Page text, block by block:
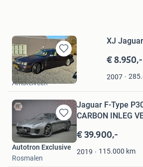
Bewaren
in
Mijn
Favorieten
XJ
€ 8.950,-
2007
royalmoon
Amstelveen
Bewaren
in
Favorieten
Jaguar F-Type
CARBON INLEG
€ 39.900,-
2019 115.000 km
Autotron Exclusive
Rosmalen